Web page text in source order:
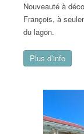
Nouveauté à
François, à
du lagon.
Plus d’info